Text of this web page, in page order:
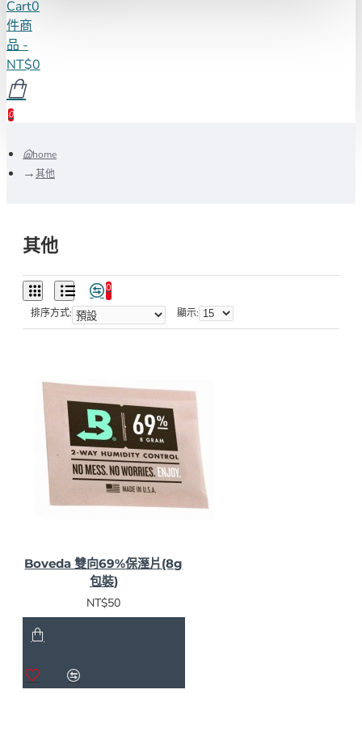
Cart0
件商
品 -
NT$0
0
home
其他
其他
0
排序方式: 顯示:
Boveda 雙向69%保溼片(8g
包裝)
NT$50